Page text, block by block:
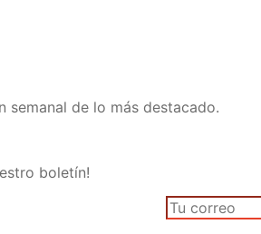
semanal de lo más destacado.
boletín!